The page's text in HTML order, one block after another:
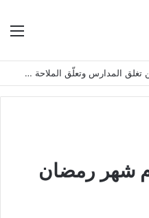
بأمطار قد تتجاوز 600 ملم.. الصين تغلق المدارس وتعلّق الملاحة تأهباً لإعصار «دولفين»
شهر رمضان